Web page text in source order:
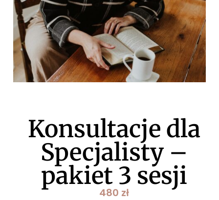
Konsultacje dla
Specjalisty –
pakiet 3 sesji
480 zł